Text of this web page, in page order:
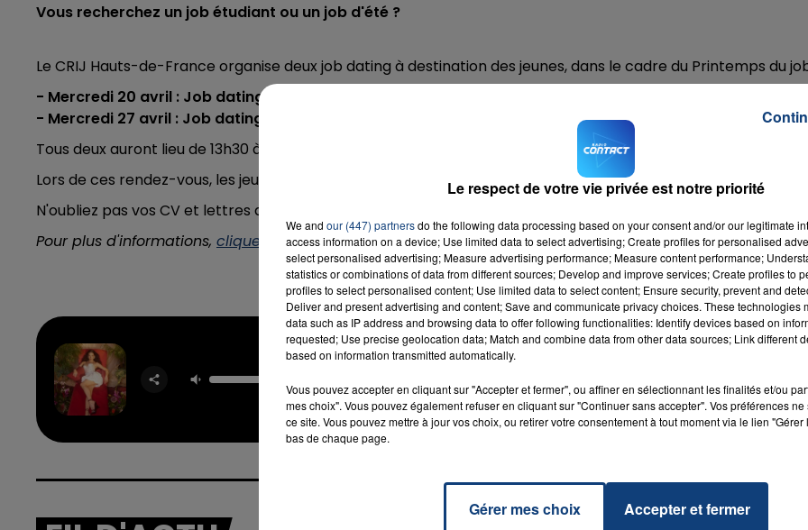
Vous recherchez un job étudiant ou un job d'été ?
Le CRIJ Hauts-de-France organise deux job dating à destination des jeunes, dans le cadre du Printemps du
- Mercredi 20 avril : Job dating spécial "Hôtellerie-Restauration"
- Mercredi 27 avril : Job dating spécial "Baby-sitting - Soutien scolaire"
Tous deux auront lieu de 13h30 à 18h, au 2 rue Edouard Delesalle à Lille.
Lors de ces rendez-vous, les jeunes pourront postuler et échanger, en direct, avec les recruteurs.
N'oubliez pas vos CV et lettres de motivation.
Pour plus d'informations, cliquez-ici.
NAÏKA
Le respect de votre vie privée est notre priorité
We and our (447) partnersdo the following data processing based on your consent and/or our legitimate
access information on a device; Use limited data to select advertising; Create profiles for personalised
select personalised advertising; Measure advertising performance; Measure content performance;
statistics or combinations of data from different sources; Develop and improve services; Create profiles to
profiles to select personalised content; Use limited data to select content; Ensure security, prevent and
Deliver and present advertising and content; Save and communicate privacy choices. These technologies
data such as IP address and browsing data to offer following functionalities: Identify devices based on
requested; Use precise geolocation data; Match and combine data from other data sources; Link different
based on information transmitted automatically.
Vous pouvez accepter en cliquant sur "Accepter et fermer", ou affiner en sélectionnant les finalités et/ou
mes choix". Vous pouvez également refuser en cliquant sur "Continuer sans accepter". Vos préférences
ce site. Vous pouvez mettre à jour vos choix, ou retirer votre consentement à tout moment via le lien
bas de chaque page.
Gérer mes choix Accepter et fermer